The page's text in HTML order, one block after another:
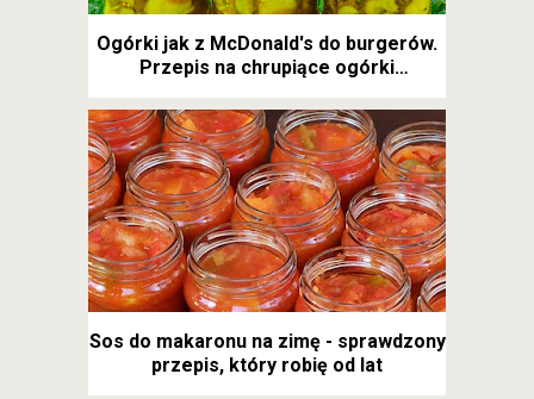
Ogórki jak z McDonald's do burgerów.
Przepis na chrupiące ogórki
Sos do makaronu na zimę - sprawdzony
przepis, który robię od lat